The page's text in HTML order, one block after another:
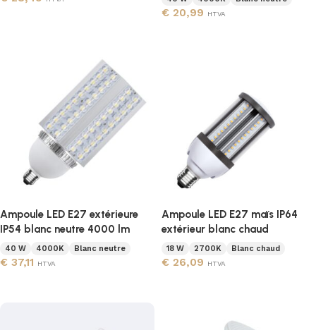
€ 20,99 HTVA
Ampoule LED E27 extérieure
IP54 blanc neutre 4000 lm
40 W 4000K Blanc neutre
€ 37,11 HTVA
Ampoule LED E27 maïs IP64
extérieur blanc chaud
18 W 2700K Blanc chaud
€ 26,09 HTVA